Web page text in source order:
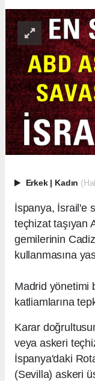
Erkek | Kadın
İspanya, İsrail'e
teçhizat taşıyan
gemilerinin
kullanmasına
Madrid yönetimi
katliamlarına
Karar
veya askeri
İspanya'daki
(Sevilla) askeri